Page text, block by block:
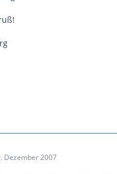
Dezember 2007